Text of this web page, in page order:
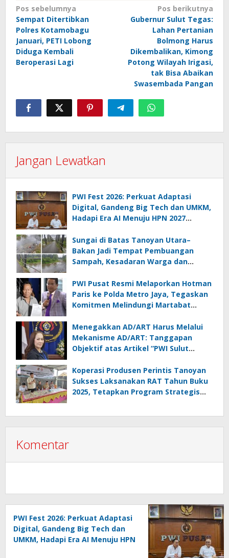
Navigasi
pos
Pos sebelumnya
Sempat Ditertibkan
Polres Kotamobagu
Januari, PETI Lobong
Diduga Kembali
Beroperasi Lagi
Pos berikutnya
Gubernur Sulut Tegas:
Lahan Pertanian
Bolmong Harus
Dikembalikan, Kimong
Potong Wilayah Irigasi,
tak Bisa Abaikan
Swasembada Pangan
Jangan Lewatkan
PWI Fest 2026: Perkuat Adaptasi
Digital, Gandeng Big Tech dan UMKM,
Hadapi Era AI Menuju HPN 2027
Sungai di Batas Tanoyan Utara–
Bakan Jadi Tempat Pembuangan
Sampah, Kesadaran Warga dan
PWI Pusat Resmi Melaporkan Hotman
Paris ke Polda Metro Jaya, Tegaskan
Komitmen Melindungi Martabat
Menegakkan AD/ART Harus Melalui
Mekanisme AD/ART: Tanggapan
Objektif atas Artikel “PWI Sulut
Melanggar Aturan”
Koperasi Produsen Perintis Tanoyan
Sukses Laksanakan RAT Tahun Buku
2025, Tetapkan Program Strategis
Komentar
PWI Fest 2026: Perkuat Adaptasi
Digital, Gandeng Big Tech dan
UMKM, Hadapi Era AI Menuju HPN